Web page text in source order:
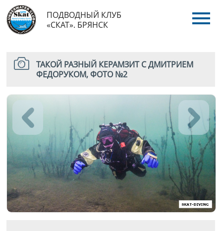
ПОДВОДНЫЙ КЛУБ
«СКАТ». БРЯНСК
ТАКОЙ РАЗНЫЙ КЕРАМЗИТ С ДМИТРИЕМ
ФЕДОРУКОМ, ФОТО №2